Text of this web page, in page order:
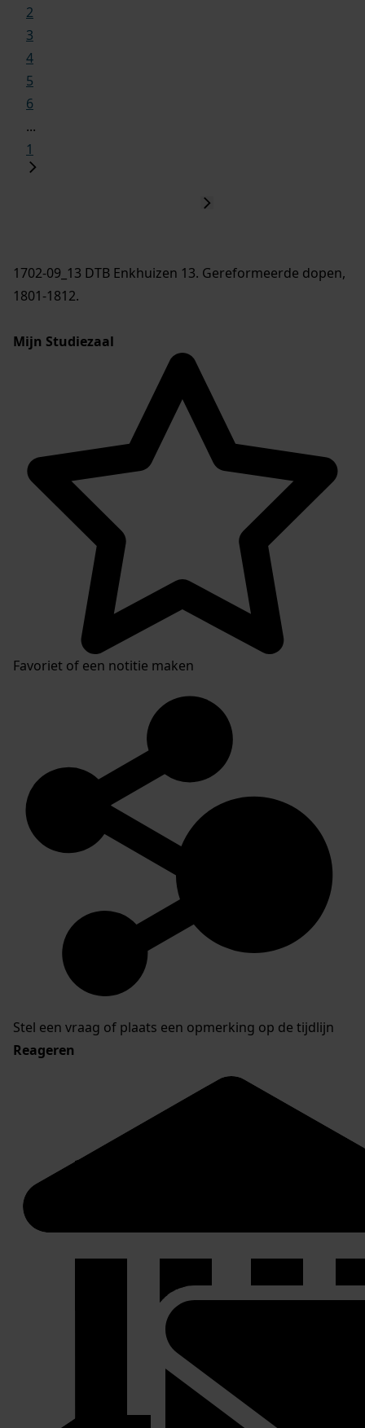
2
3
4
5
6
...
1
1702-09_13 DTB Enkhuizen 13. Gereformeerde dopen,
1801-1812.
Mijn Studiezaal
Favoriet of een notitie maken
Stel een vraag of plaats een opmerking op de tijdlijn
Reageren